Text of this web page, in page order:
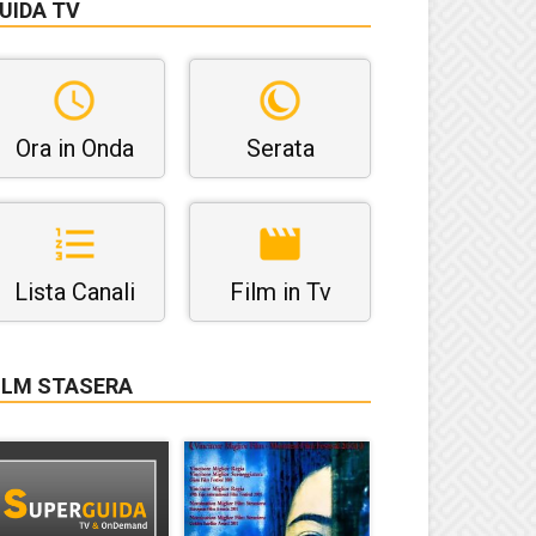
TV
Ora in Onda Serata
Lista Canali Film in Tv
STASERA